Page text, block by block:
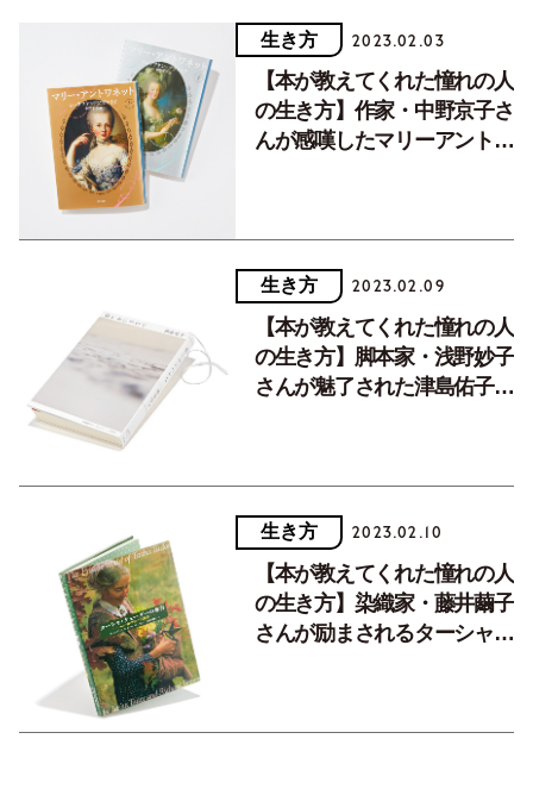
生き方 2023.02.03
【本が教えてくれた憧れの人
の生き方】作家・中野京子さ
んが感嘆したマリーアントワ
生き方 2023.02.09
【本が教えてくれた憧れの人
の生き方】脚本家・浅野妙子
さんが魅了された津島佑子さ
生き方 2023.02.10
【本が教えてくれた憧れの人
の生き方】染織家・藤井繭子
さんが励まされるターシャ・